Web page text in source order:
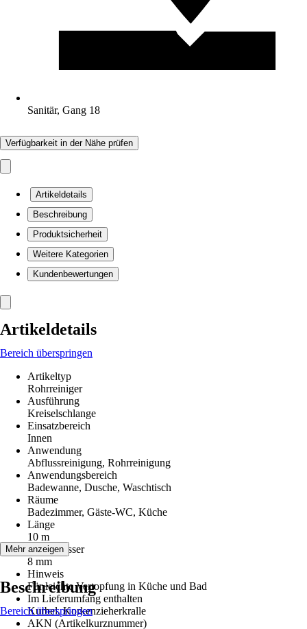
Sanitär, Gang 18
Verfügbarkeit in der Nähe prüfen
Artikeldetails
Beschreibung
Produktsicherheit
Weitere Kategorien
Kundenbewertungen
Artikeldetails
Bereich überspringen
Artikeltyp
Rohrreiniger
Ausführung
Kreiselschlange
Einsatzbereich
Innen
Anwendung
Abflussreinigung, Rohrreinigung
Anwendungsbereich
Badewanne, Dusche, Waschtisch
Räume
Badezimmer, Gäste-WC, Küche
Länge
10 m
Durchmesser
8 mm
Hinweis
Für leichte Vertopfung in Küche und Bad
Im Lieferumfang enthalten
Kurbel, Korkenzieherkralle
AKN (Artikelkurznummer)
Mehr anzeigen
Beschreibung
Bereich überspringen